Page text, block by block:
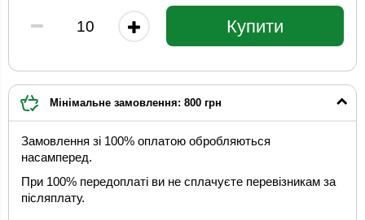
Купити
Мінімальне замовлення: 800 грн
Замовлення зі 100% оплатою обробляються
насамперед.
При 100% передоплаті ви не сплачуєте перевізникам за
післяплату.